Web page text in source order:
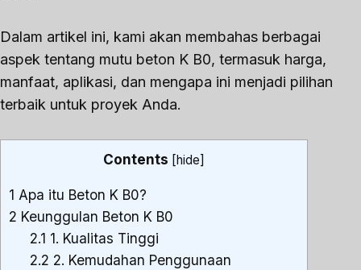
Dalam artikel ini, kami akan membahas berbagai
aspek tentang mutu beton K B0, termasuk harga,
manfaat, aplikasi, dan mengapa ini menjadi pilihan
terbaik untuk proyek Anda.
Contents [hide]
1 Apa itu Beton K B0?
2 Keunggulan Beton K B0
2.1 1. Kualitas Tinggi
2.2 2. Kemudahan Penggunaan